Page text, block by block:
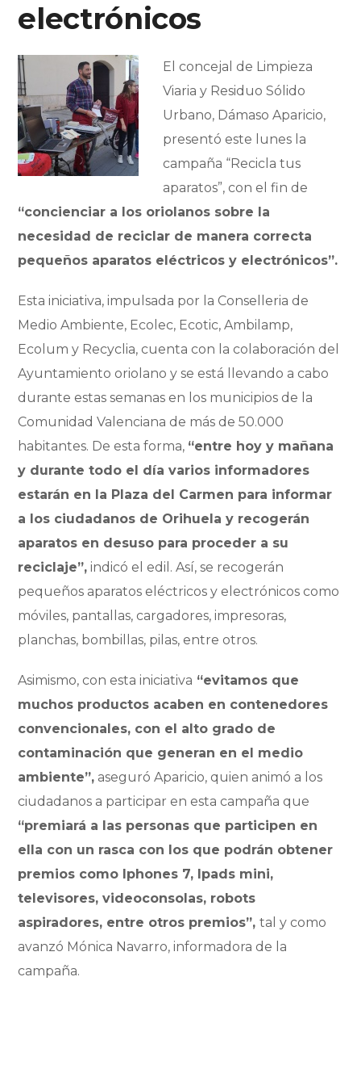
electrónicos
El concejal de Limpieza
Viaria y Residuo Sólido
Urbano, Dámaso Aparicio,
presentó este lunes la
campaña “Recicla tus
aparatos”, con el fin de
“concienciar a los oriolanos sobre la
necesidad de reciclar de manera correcta
pequeños aparatos eléctricos y electrónicos”.
Esta iniciativa, impulsada por la Conselleria de
Medio Ambiente, Ecolec, Ecotic, Ambilamp,
Ecolum y Recyclia, cuenta con la colaboración del
Ayuntamiento oriolano y se está llevando a cabo
durante estas semanas en los municipios de la
Comunidad Valenciana de más de 50.000
habitantes. De esta forma, “entre hoy y mañana
y durante todo el día varios informadores
estarán en la Plaza del Carmen para informar
a los ciudadanos de Orihuela y recogerán
aparatos en desuso para proceder a su
reciclaje”, indicó el edil. Así, se recogerán
pequeños aparatos eléctricos y electrónicos como
móviles, pantallas, cargadores, impresoras,
planchas, bombillas, pilas, entre otros.
Asimismo, con esta iniciativa “evitamos que
muchos productos acaben en contenedores
convencionales, con el alto grado de
contaminación que generan en el medio
ambiente”, aseguró Aparicio, quien animó a los
ciudadanos a participar en esta campaña que
“premiará a las personas que participen en
ella con un rasca con los que podrán obtener
premios como Iphones 7, Ipads mini,
televisores, videoconsolas, robots
aspiradores, entre otros premios”,tal y como
avanzó Mónica Navarro, informadora de la
campaña.